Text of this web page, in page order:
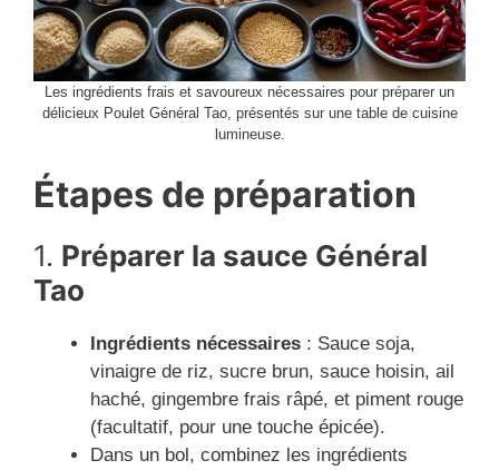
Les ingrédients frais et savoureux nécessaires pour préparer un
délicieux Poulet Général Tao, présentés sur une table de cuisine
lumineuse.
Étapes de préparation
1. Préparer la sauce Général
Tao
Ingrédients nécessaires : Sauce soja,
vinaigre de riz, sucre brun, sauce hoisin, ail
haché, gingembre frais râpé, et piment rouge
(facultatif, pour une touche épicée).
Dans un bol, combinez les ingrédients